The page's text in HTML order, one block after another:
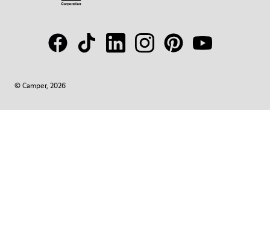
© Camper, 2026